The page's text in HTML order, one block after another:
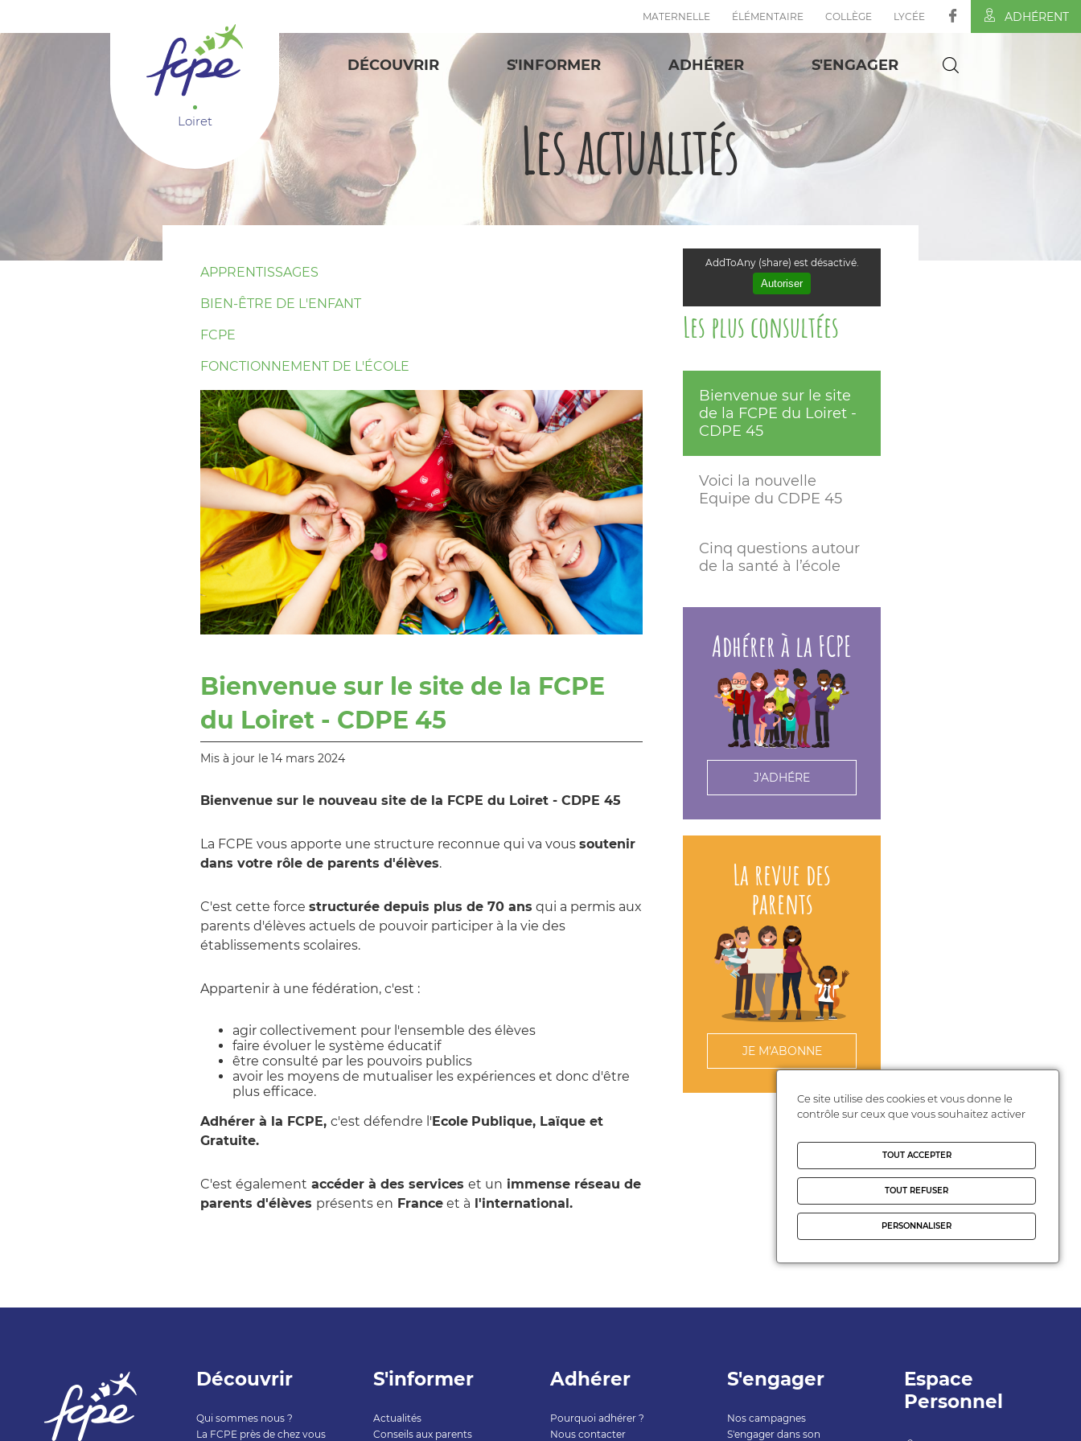
MATERNELLE ÉLÉMENTAIRE COLLÈGE LYCÉE ADHÉRENT
Loiret
DÉCOUVRIR S'INFORMER ADHÉRER S'ENGAGER
Les actualités
APPRENTISSAGES
BIEN-ÊTRE DE L'ENFANT
FCPE
FONCTIONNEMENT DE L'ÉCOLE
Bienvenue sur le site de la FCPE
du Loiret - CDPE 45
Mis à jour le 14 mars 2024
Bienvenue sur le nouveau site de la FCPE du Loiret - CDPE 45
La FCPE vous apporte une structure reconnue qui va vous soutenir
dans votre rôle de parents d'élèves.
C'est cette force structurée depuis plus de 70 ans qui a permis aux
parents d'élèves actuels de pouvoir participer à la vie des
établissements scolaires.
Appartenir à une fédération, c'est :
agir collectivement pour l'ensemble des élèves
faire évoluer le système éducatif
être consulté par les pouvoirs publics
avoir les moyens de mutualiser les expériences et donc d'être
plus efficace.
Adhérer à la FCPE, c'est défendre l' Ecole Publique, Laïque et
Gratuite.
C'est également accéder à des services et un immense réseau de
parents d'élèves présents en Franceet à l'international.
AddToAny (share) est désactivé.
Autoriser
Les plus consultées
Bienvenue sur le site
de la FCPE du Loiret -
CDPE 45
Voici la nouvelle
Equipe du CDPE 45
Cinq questions autour
de la santé à l’école
Adhérer à la FCPE
J'ADHÉRE
La revue des
parents
JE M'ABONNE
Découvrir
Qui sommes nous ?
La FCPE près de chez vous
S'informer
Actualités
Conseils aux parents
Adhérer
Pourquoi adhérer ?
Nous contacter
S'engager
Nos campagnes
S'engager dans son
Espace
Personnel
Ce site utilise des cookies et vous donne le
contrôle sur ceux que vous souhaitez activer
TOUT ACCEPTER
TOUT REFUSER
PERSONNALISER